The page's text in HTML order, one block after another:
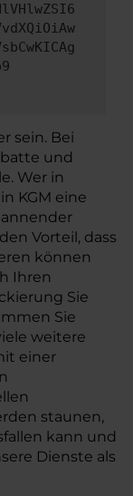
sein. Bei
und
Wer in
KGM eine
Vorteil, dass
können
Ihren
Sie
Sie
weitere
einer
staunen,
kann und
Dienste als